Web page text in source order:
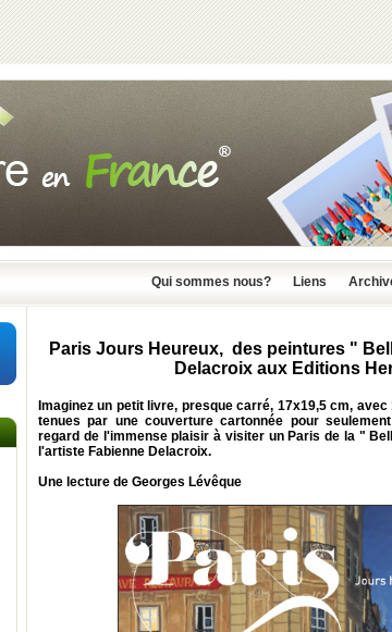
Qui sommes nous? Liens
Paris Jours Heureux, des peintures "
Delacroix aux Editions
Imaginez un petit livre, presque carré, 17x19,5 cm,
tenues par une couverture cartonnée pour
regard de l'immense plaisir à visiter un Paris de la "
l'artiste Fabienne Delacroix.
Une lecture de Georges Lévêque